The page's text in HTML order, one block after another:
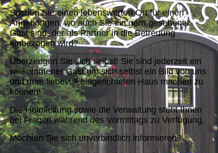
Suchen Sie einen lebenswerten Ort für einen
Angehörigen, wo auch Sie ein gern gesehener
Gast sind, der als Partner in die Betreuung
einbezogen wird?
Überzeugen Sie sich selbst! Sie sind jederzeit ein
willkommener Gast um sich selbst ein Bild von uns
und dem liebevoll eingerichteten Haus machen zu
können!
Die Heimleitung sowie die Verwaltung steht Ihnen
bei Fragen während des Vormittags zu Verfügung.
Möchten Sie sich unverbindlich informieren?